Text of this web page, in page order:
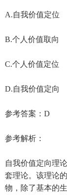
A.自我价值定位
B.个人价值取向
C.个人价值定位
D.自我价值定向
参考答案：D
参考解析：
自我价值定向理
套理论。该理论
物，除了基本的